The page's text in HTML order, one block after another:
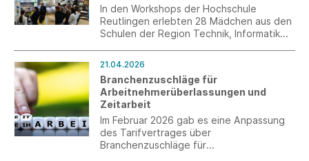
In den Workshops der Hochschule
Reutlingen erlebten 28 Mädchen aus den
Schulen der Region Technik, Informatik
21.04.2026
Branchenzuschläge für
Arbeitnehmerüberlassungen und
Zeitarbeit
Im Februar 2026 gab es eine Anpassung
des Tarifvertrages über
Branchenzuschläge für